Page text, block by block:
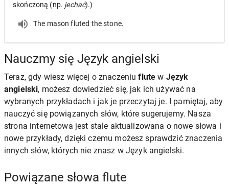
skończoną (np. jechać).)
The mason fluted the stone.
Nauczmy się Język angielski
Teraz, gdy wiesz więcej o znaczeniuflute w Język
angielski, możesz dowiedzieć się, jak ich używać na
wybranych przykładach i jak je przeczytaj je. I pamiętaj, aby
nauczyć się powiązanych słów, które sugerujemy. Nasza
strona internetowa jest stale aktualizowana o nowe słowa i
nowe przykłady, dzięki czemu możesz sprawdzić znaczenia
innych słów, których nie znasz w Język angielski.
Powiązane słowa flute